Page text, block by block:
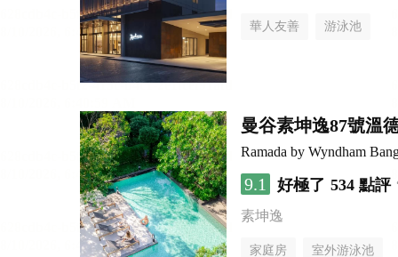
華人友善 游泳池
曼谷素坤逸87號溫
Ramada by Wyndham
9.1 好極了 534 點評
素坤逸
家庭房 室外游泳池